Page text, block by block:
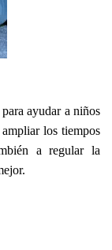
ayudar a niños
los tiempos
a regular la